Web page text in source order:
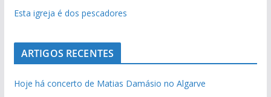
Esta igreja é dos pescadores
ARTIGOS RECENTES
Hoje há concerto de Matias Damásio no Algarve